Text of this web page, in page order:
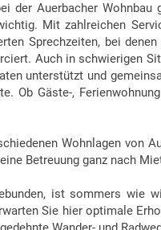
der Auerbacher
Mit zahlreichen
Sprechzeiten, bei
Auch in schwierigen
unterstützt und
Ob Gäste-,
Wohnlagen von
Betreuung ganz nach
ist sommers wie
Sie hier optimale